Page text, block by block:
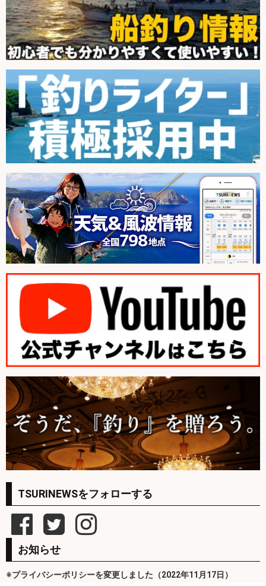
TSURINEWSをフォローする
お知らせ
※プライバシーポリシーを変更しました（2022年11月17日）